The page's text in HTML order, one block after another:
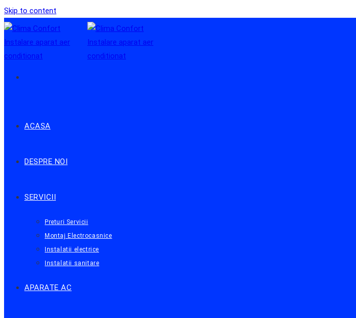
Skip to content
ACASA
DESPRE NOI
SERVICII
Preturi Servicii
Montaj Electrocasnice
Instalatii electrice
Instalatii sanitare
APARATE AC